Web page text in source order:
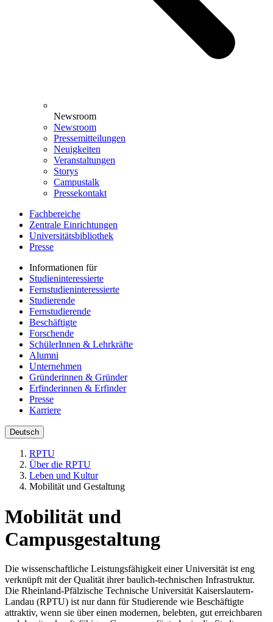
Newsroom
Newsroom
Pressemitteilungen
Neuigkeiten
Veranstaltungen
Storys
Campustalk
Pressekontakt
Fachbereiche
Zentrale Einrichtungen
Universitätsbibliothek
Presse
Informationen für
Studieninteressierte
Fernstudieninteressierte
Studierende
Fernstudierende
Beschäftigte
Forschende
SchülerInnen & Lehrkräfte
Alumni
Unternehmen
Gründerinnen & Gründer
Erfinderinnen & Erfinder
Presse
Karriere
Deutsch
RPTU
Über die RPTU
Leben und Kultur
Mobilität und Gestaltung
Mobilität und
Campusgestaltung
Die wissenschaftliche Leistungsfähigkeit einer Universität ist eng
verknüpft mit der Qualität ihrer baulich-technischen Infrastruktur.
Die Rheinland-Pfälzische Technische Universität Kaiserslautern-
Landau (RPTU) ist nur dann für Studierende wie Beschäftigte
attraktiv, wenn sie über einen modernen, belebten, gut erreichbaren